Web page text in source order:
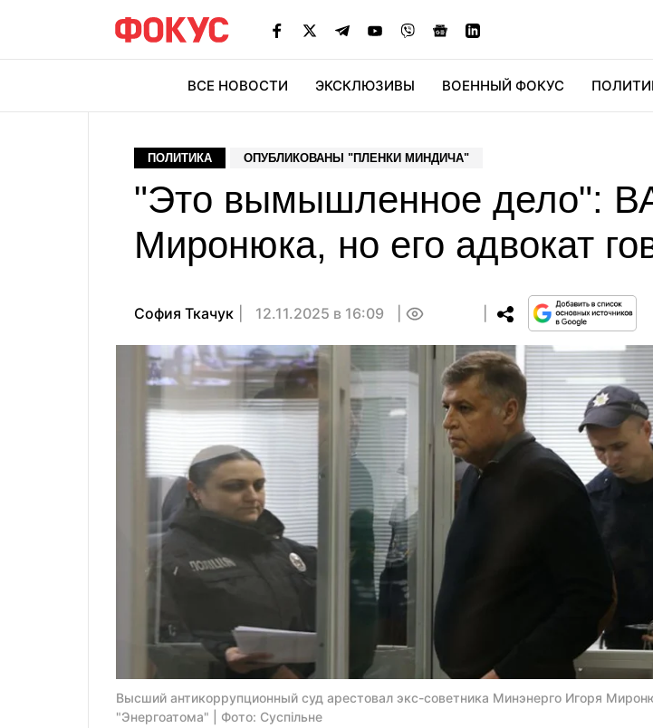
ВСЕ НОВОСТИ ЭКСКЛЮЗИВЫ ВОЕННЫЙ ФОКУС
ПОЛИТИКА ОПУБЛИКОВАНЫ "ПЛЕНКИ МИНДИЧА"
"Это вымышленное дело":
Миронюка, но его адвокат
София Ткачук 12.11.2025 в 16:09
Высший антикоррупционный суд арестовал экс-советника Минэнерго Игоря
"Энергоатома" | Фото: Суспільне